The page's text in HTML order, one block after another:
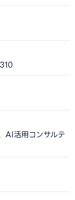
AI活用コンサルテ